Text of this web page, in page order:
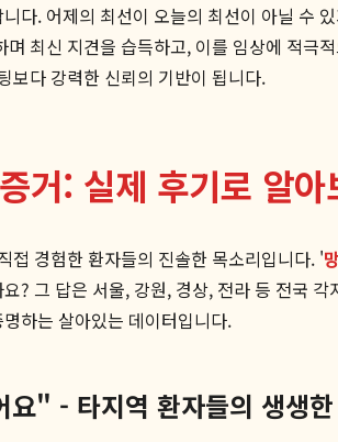
다. 어제의 최선이 오늘의 최선이 아닐 수
최신 지견을 습득하고, 이를 임상에 적
보다 강력한 신뢰의 기반이 됩니다.
거: 실제 후기로 알
접 경험한 환자들의 진솔한 목소리입니다. '
? 그 답은 서울, 강원, 경상, 전라 등 전국
하는 살아있는 데이터입니다.
" - 타지역 환자들의 생생